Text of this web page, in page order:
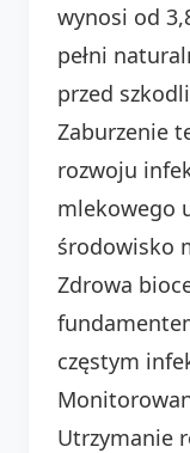
wynosi od
pełni
przed
Zaburzenie
rozwoju
mlekowego
środowisko
Zdrowa
częstym
Utrzymanie